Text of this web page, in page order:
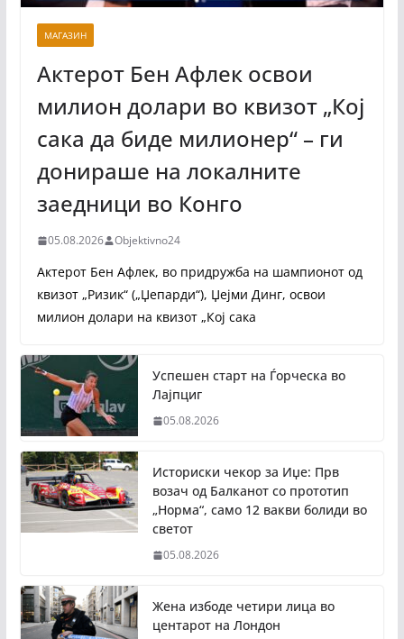
МАГАЗИН
Актерот Бен Афлек освои
милион долари во квизот „Кој
сака да биде милионер“ – ги
донираше на локалните
заедници во Конго
05.08.2026 Objektivno24
Актерот Бен Афлек, во придружба на шампионот од
квизот „Ризик“ („Џепарди“), Џејми Динг, освои
милион долари на квизот „Кој сака
Успешен старт на Ѓорческа во
Лајпциг
05.08.2026
Историски чекор за Иџе: Прв
возач од Балканот со прототип
„Норма“, само 12 вакви болиди во
светот
05.08.2026
Жена избоде четири лица во
центарот на Лондон